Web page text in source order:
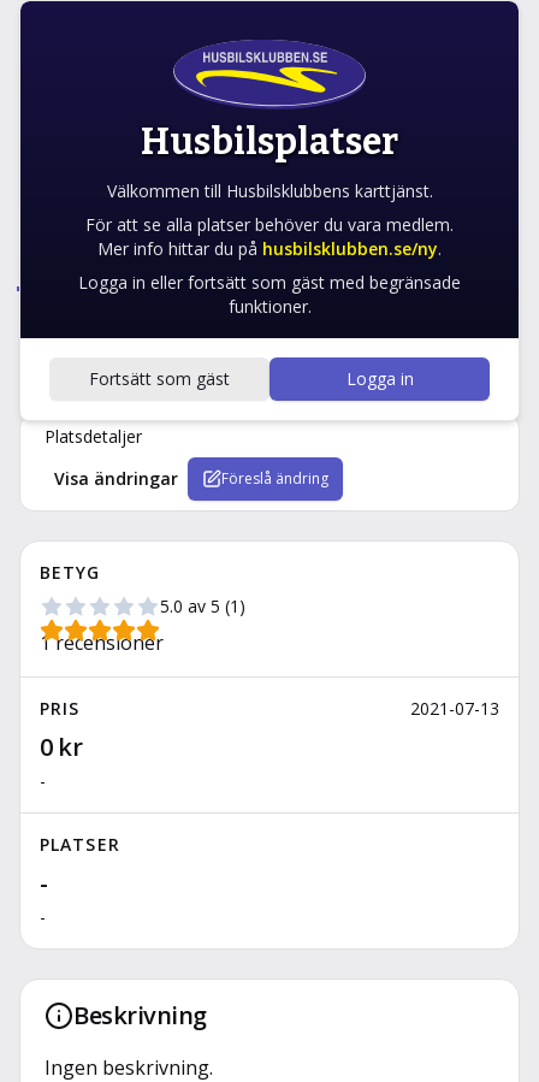
Husbilsplatser
Välkommen till Husbilsklubbens karttjänst.
För att se alla platser behöver du vara medlem.
Mer info hittar du på husbilsklubben.se/ny.
Logga in eller fortsätt som gäst med begränsade
funktioner.
Fortsätt som gäst Logga in
TÖMNINGSPLATS
Kapellvägen
Borgholm, Sweden
Galleri Favorit Navigera
Närliggande Recensioner Ändringar
Platsdetaljer
Visa ändringar
Föreslå ändring
BETYG
5.0 av 5 (1 )
1recensioner
PRIS 2021-07-13
0 kr
-
PLATSER
-
-
Beskrivning
Ingen beskrivning.